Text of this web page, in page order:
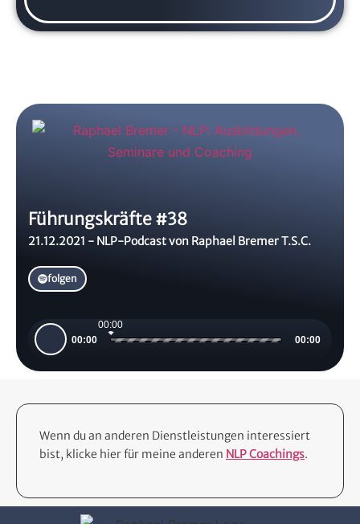
Führungskräfte #38
21.12.2021 - NLP-Podcast von Raphael Bremer T.S.C.
folgen
Audio-
Player
00:00
00:00
00:00
Wenn du an anderen Dienstleistungen interessiert
bist, klicke hier für meine anderen NLP Coachings.